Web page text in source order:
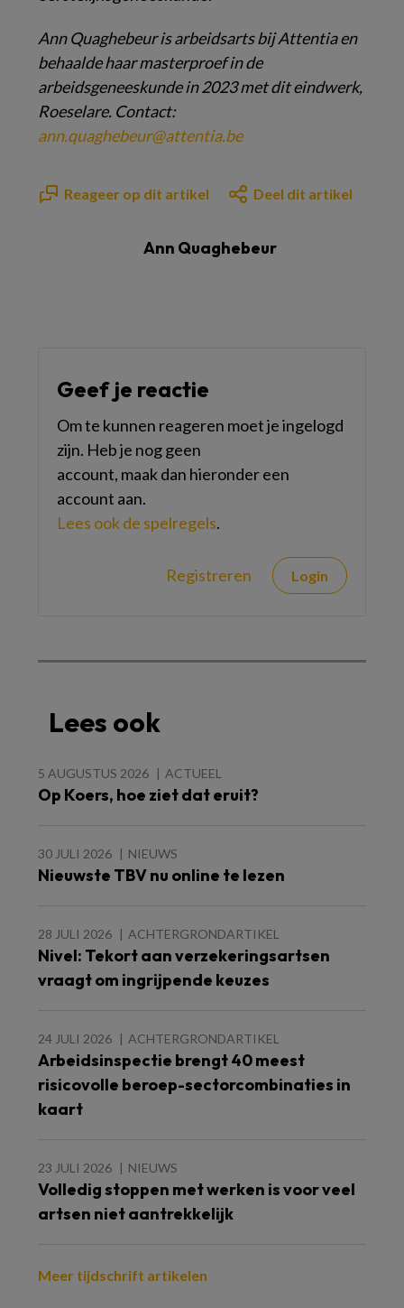
Ann Quaghebeur is arbeidsartsbij Attentia en
behaalde haarmasterproef in de
arbeidsgeneeskundein 2023 met diteindwerk,
Roeselare. Contact:
ann.quaghebeur@attentia.be
Reageer op dit artikel Deel dit artikel
Ann Quaghebeur
Geef je reactie
Om te kunnen reageren moet je ingelogd
zijn. Heb je nog geen
account, maak dan hieronder een
account aan.
Lees ook de spelregels.
Registreren Login
Lees ook
5 AUGUSTUS 2026 ACTUEEL
Op Koers, hoe ziet dat eruit?
30 JULI 2026 NIEUWS
Nieuwste TBV nu online te lezen
28 JULI 2026 ACHTERGRONDARTIKEL
Nivel: Tekort aan verzekeringsartsen
vraagt om ingrijpende keuzes
24 JULI 2026 ACHTERGRONDARTIKEL
Arbeidsinspectie brengt 40 meest
risicovolle beroep-sectorcombinaties in
kaart
23 JULI 2026 NIEUWS
Volledig stoppen met werken is voor veel
artsen niet aantrekkelijk
Meer tijdschrift artikelen